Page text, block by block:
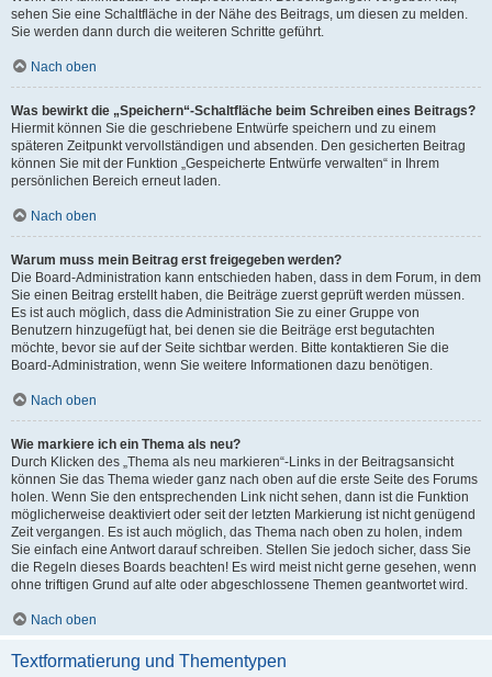
sehen Sie eine Schaltfläche in der Nähe des Beitrags, um diesen zu melden.
Sie werden dann durch die weiteren Schritte geführt.
Nach oben
Was bewirkt die „Speichern“-Schaltfläche beim Schreiben eines Beitrags?
Hiermit können Sie die geschriebene Entwürfe speichern und zu einem
späteren Zeitpunkt vervollständigen und absenden. Den gesicherten Beitrag
können Sie mit der Funktion „Gespeicherte Entwürfe verwalten“ in Ihrem
persönlichen Bereich erneut laden.
Nach oben
Warum muss mein Beitrag erst freigegeben werden?
Die Board-Administration kann entschieden haben, dass in dem Forum, in dem
Sie einen Beitrag erstellt haben, die Beiträge zuerst geprüft werden müssen.
Es ist auch möglich, dass die Administration Sie zu einer Gruppe von
Benutzern hinzugefügt hat, bei denen sie die Beiträge erst begutachten
möchte, bevor sie auf der Seite sichtbar werden. Bitte kontaktieren Sie die
Board-Administration, wenn Sie weitere Informationen dazu benötigen.
Nach oben
Wie markiere ich ein Thema als neu?
Durch Klicken des „Thema als neu markieren“-Links in der Beitragsansicht
können Sie das Thema wieder ganz nach oben auf die erste Seite des Forums
holen. Wenn Sie den entsprechenden Link nicht sehen, dann ist die Funktion
möglicherweise deaktiviert oder seit der letzten Markierung ist nicht genügend
Zeit vergangen. Es ist auch möglich, das Thema nach oben zu holen, indem
Sie einfach eine Antwort darauf schreiben. Stellen Sie jedoch sicher, dass Sie
die Regeln dieses Boards beachten! Es wird meist nicht gerne gesehen, wenn
ohne triftigen Grund auf alte oder abgeschlossene Themen geantwortet wird.
Nach oben
Textformatierung und Thementypen